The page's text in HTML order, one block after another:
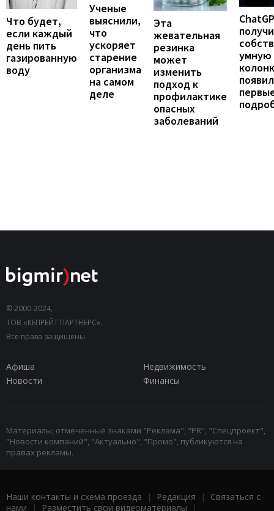
Что будет,
если каждый
день пить
газированную
воду
Ученые
выяснили,
что
ускоряет
старение
организма
на самом
деле
Эта
жевательная
резинка
может
изменить
подход к
профилактике
опасных
заболеваний
умную
© 2000-2024,
ТОВ «КЕПРЕЙТ ПАРТНЕРС».
Все права защищены.
Афиша
Недвижимость
Новости
Финансы
Материалы, отмеченные знаками "Реклама", "PR", "Спецпроект",
"Новости компаний", "Актуально", "Промо", публикуются на
правах рекламы.
Наши контакты и схема проезда | Редакция | Связаться с
нами | Разместить свои видеоматериалы |